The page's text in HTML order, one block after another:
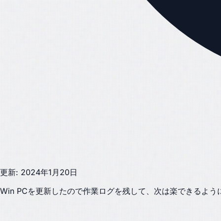
更新: 2024年1月20日
Win PCを更新したので作業ログを残して、次は楽できるよう